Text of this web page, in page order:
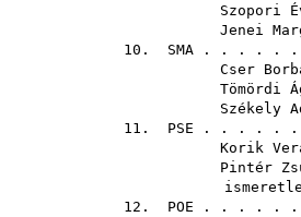
Szopori
Jenei
10. SMA . . . . . .
Cser
Tömördi
Székely
11. PSE . . . . . .
Korik
Pintér
12. POE . . . . . .